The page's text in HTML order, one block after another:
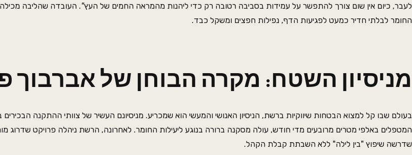
לעבר, כיום אין שום צורך להתפשר על עמידות בסביבה רטובה רק כדי ליהנות מהמראה החמים של העץ"
החומר לבלתי חדיר כמעט לפגיעות הדף, נפילות חפצים ומשקל כבד.
מניסיון השטח: מקרה הבוחן של אברבוך
בעולם שבו קל למצוא הבטחות שיווקיות ברשת, הניסיון האנושי והמעשי הוא שמכריע. מניסיונם העשיר של צוותי ההתקנה
המטפלים באלפי מטרים מרובעים מדי חודש, עולה מסקנה ברורה בנוגע ליעילות החומר. לאחרונה, הרשת ניהלה פרויקט שדרוג
שדרשה שיפוץ "בין לילה" ללא השבתת קבלת הקהל.